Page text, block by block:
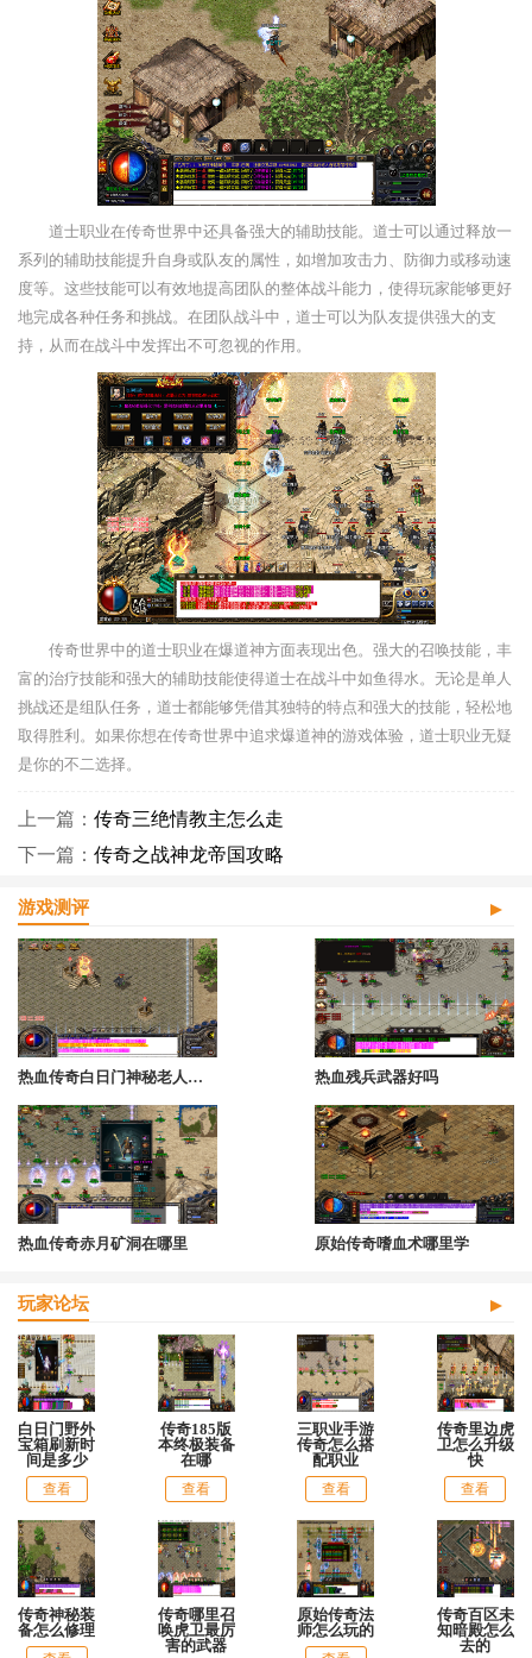
道士职业在传奇世界中还具备强大的辅助技能。道士可以通过释放一
系列的辅助技能提升自身或队友的属性，如增加攻击力、防御力或移动速
度等。这些技能可以有效地提高团队的整体战斗能力，使得玩家能够更好
地完成各种任务和挑战。在团队战斗中，道士可以为队友提供强大的支
持，从而在战斗中发挥出不可忽视的作用。
传奇世界中的道士职业在爆道神方面表现出色。强大的召唤技能，丰
富的治疗技能和强大的辅助技能使得道士在战斗中如鱼得水。无论是单人
挑战还是组队任务，道士都能够凭借其独特的特点和强大的技能，轻松地
取得胜利。如果你想在传奇世界中追求爆道神的游戏体验，道士职业无疑
是你的不二选择。
上一篇： 传奇三绝情教主怎么走
下一篇： 传奇之战神龙帝国攻略
游戏测评
热血传奇白日门神秘老人在哪里打 热血残兵武器好吗
热血传奇赤月矿洞在哪里 原始传奇嗜血术哪里学
玩家论坛
白日门野外
宝箱刷新时
间是多少
查看
传奇185版
本终极装备
在哪
查看
三职业手游
传奇怎么搭
配职业
查看
传奇里边虎
卫怎么升级
快
查看
传奇神秘装
备怎么修理
传奇哪里召
唤虎卫最厉
害的武器
原始传奇法
师怎么玩的
传奇百区未
知暗殿怎么
去的